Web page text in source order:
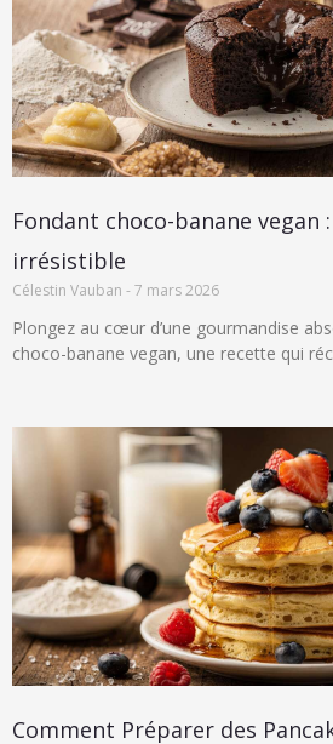
Fondant choco-banane vegan
irrésistible
Célestin Vauban 7 mars 2026
Plongez au cœur d’une gourmandise
choco-banane vegan, une recette qui
Comment Préparer des